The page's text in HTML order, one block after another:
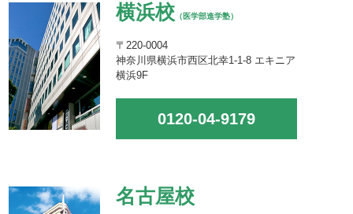
横浜校 （医学部進学塾）
〒220-0004
神奈川県横浜市西区北幸1-1-8 エキニア
横浜9F
0120-04-9179
名古屋校